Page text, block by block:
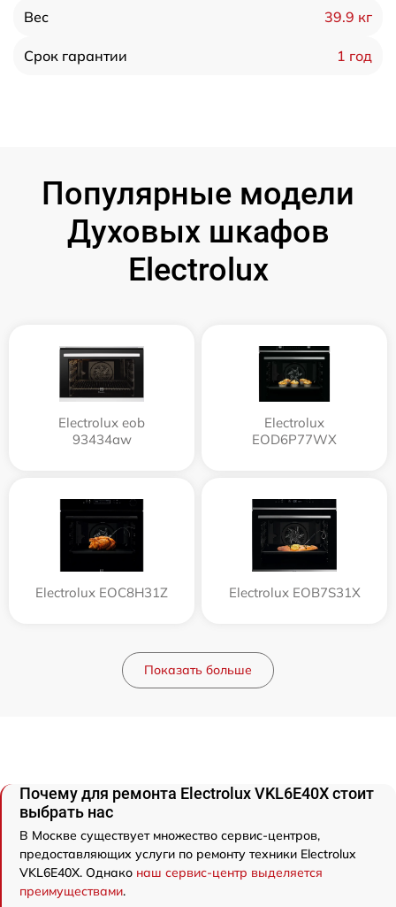
Вес 39.9 кг
Срок гарантии 1 год
Популярные модели
Духовых шкафов
Electrolux
Electrolux eob
93434aw
Electrolux
EOD6P77WX
Electrolux EOC8H31Z Electrolux EOB7S31X
Показать больше
Почему для ремонта Electrolux VKL6E40X стоит
выбрать нас
В Москве существует множество сервис-центров,
предоставляющих услуги по ремонту техники Electrolux
VKL6E40X. Однако наш сервис-центр выделяется
преимуществами.